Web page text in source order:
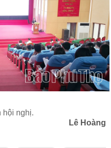
hội nghị.
Lê Hoàng